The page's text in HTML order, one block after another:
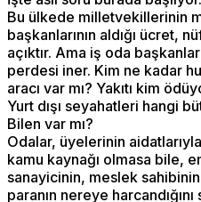
Bu ülkede milletvekillerinin
başkanlarının aldığı ücret,
açıktır. Ama iş oda
perdesi iner. Kim ne kadar
aracı var mı? Yakıtı kim
Yurt dışı seyahatleri hangi
Bilen var mı?
Odalar, üyelerinin
kamu kaynağı olmasa bile,
sanayicinin, meslek
paranın nereye